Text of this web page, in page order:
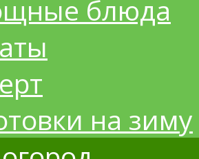
блюда
на зиму